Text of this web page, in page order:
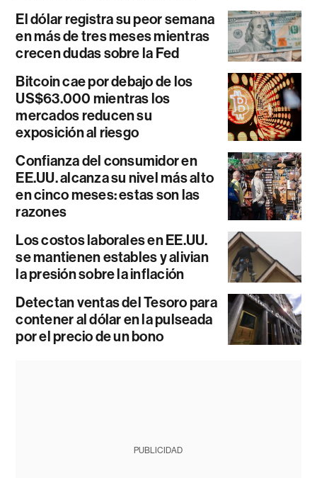
El dólar registra su peor semana
en más de tres meses mientras
crecen dudas sobre la Fed
Bitcoin cae por debajo de los
US$63.000 mientras los
mercados reducen su
exposición al riesgo
Confianza del consumidor en
EE.UU. alcanza su nivel más alto
en cinco meses: estas son las
razones
Los costos laborales en EE.UU.
se mantienen estables y alivian
la presión sobre la inflación
Detectan ventas del Tesoro para
contener al dólar en la pulseada
por el precio de un bono
PUBLICIDAD